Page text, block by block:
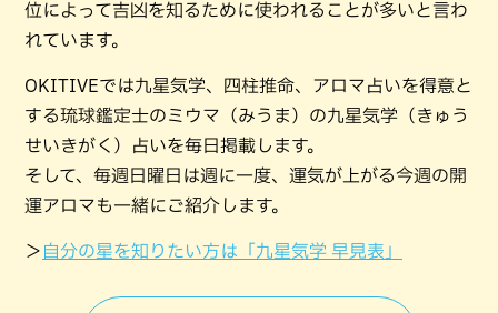
位によって吉凶を知るために使われることが多いと言わ
れています。
OKITIVEでは九星気学、四柱推命、アロマ占いを得意と
する琉球鑑定士のミウマ（みうま）の九星気学（きゅう
せいきがく）占いを毎日掲載します。
そして、毎週日曜日は週に一度、運気が上がる今週の開
運アロマも一緒にご紹介します。
＞ 自分の星を知りたい方は「九星気学 早見表」